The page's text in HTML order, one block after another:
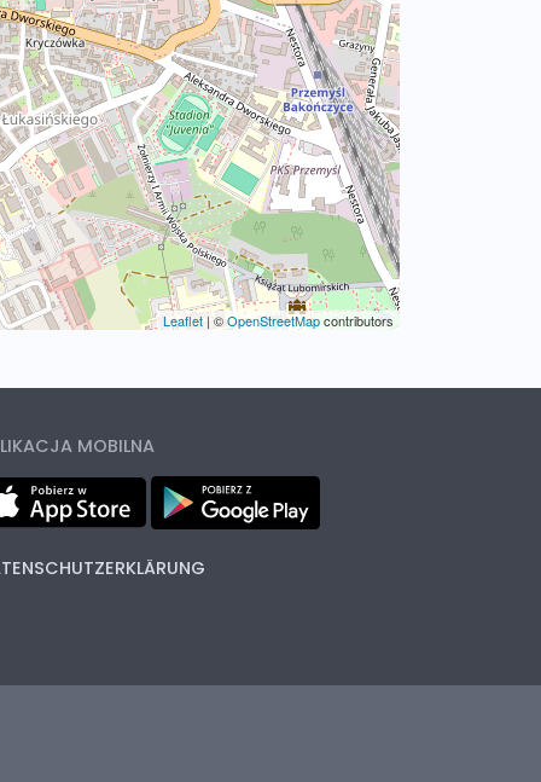
Leaflet|©OpenStreetMapcontributors
MOBILNA